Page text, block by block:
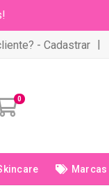
- Cadastrar |
0
Marcas